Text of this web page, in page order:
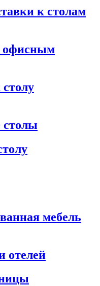
к столам
офисным
мебель
отелей